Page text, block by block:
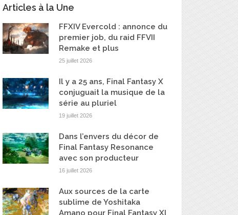
Articles à la Une
FFXIV Evercold : annonce du
premier job, du raid FFVII
Remake et plus
25 juillet 2026
Il y a 25 ans, Final Fantasy X
conjuguait la musique de la
série au pluriel
19 juillet 2026
Dans l’envers du décor de
Final Fantasy Resonance
avec son producteur
16 juillet 2026
Aux sources de la carte
sublime de Yoshitaka
Amano pour Final Fantasy XI